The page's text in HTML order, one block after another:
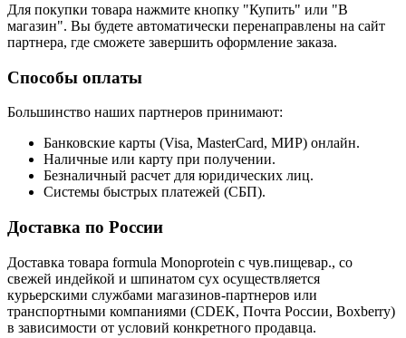
Для покупки товара нажмите кнопку "Купить" или "В
магазин". Вы будете автоматически перенаправлены на сайт
партнера, где сможете завершить оформление заказа.
Способы оплаты
Большинство наших партнеров принимают:
Банковские карты (Visa, MasterCard, МИР) онлайн.
Наличные или карту при получении.
Безналичный расчет для юридических лиц.
Системы быстрых платежей (СБП).
Доставка по России
Доставка товара formula Monoprotein с чув.пищевар., со
свежей индейкой и шпинатом сух осуществляется
курьерскими службами магазинов-партнеров или
транспортными компаниями (CDEK, Почта России, Boxberry)
в зависимости от условий конкретного продавца.